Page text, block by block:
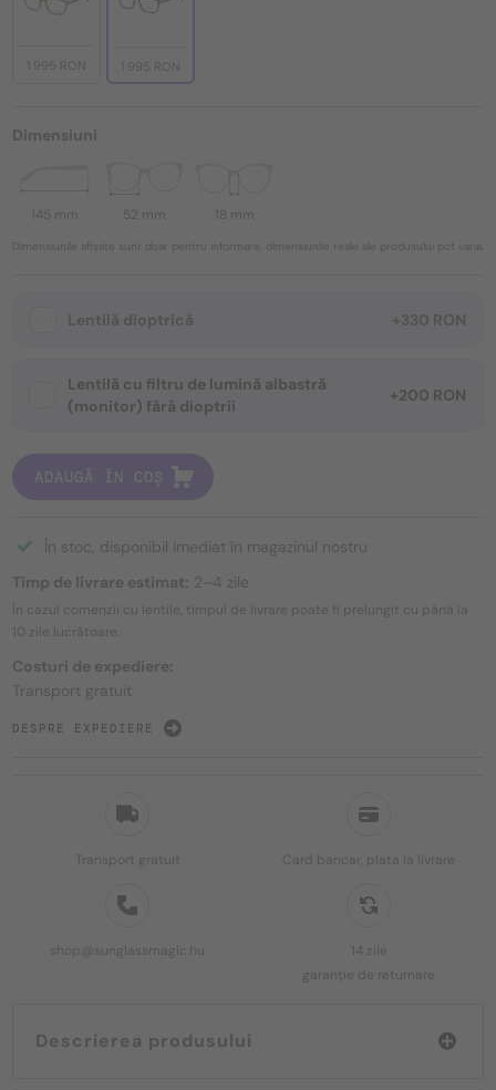
Transport gratuit Card bancar, plata la livrare
shop@sunglassmagic.hu
14 zile
garanție de returnare
Descrierea produsului
1 995 RON 1 995 RON
Dimensiuni
145 mm 52 mm 18 mm
Dimensiunile afișate sunt doar pentru informare, dimensiunile reale ale produsului pot varia.
Lentilă dioptrică +330 RON
Lentilă cu filtru de lumină albastră
(monitor) fără dioptrii
+200 RON
ADAUGĂ ÎN COȘ
În stoc, disponibil imediat în magazinul nostru
Timp de livrare estimat: 2–4 zile
În cazul comenzii cu lentile, timpul de livrare poate fi prelungit cu până la
10 zile lucrătoare.
Costuri de expediere:
Transport gratuit
DESPRE EXPEDIERE